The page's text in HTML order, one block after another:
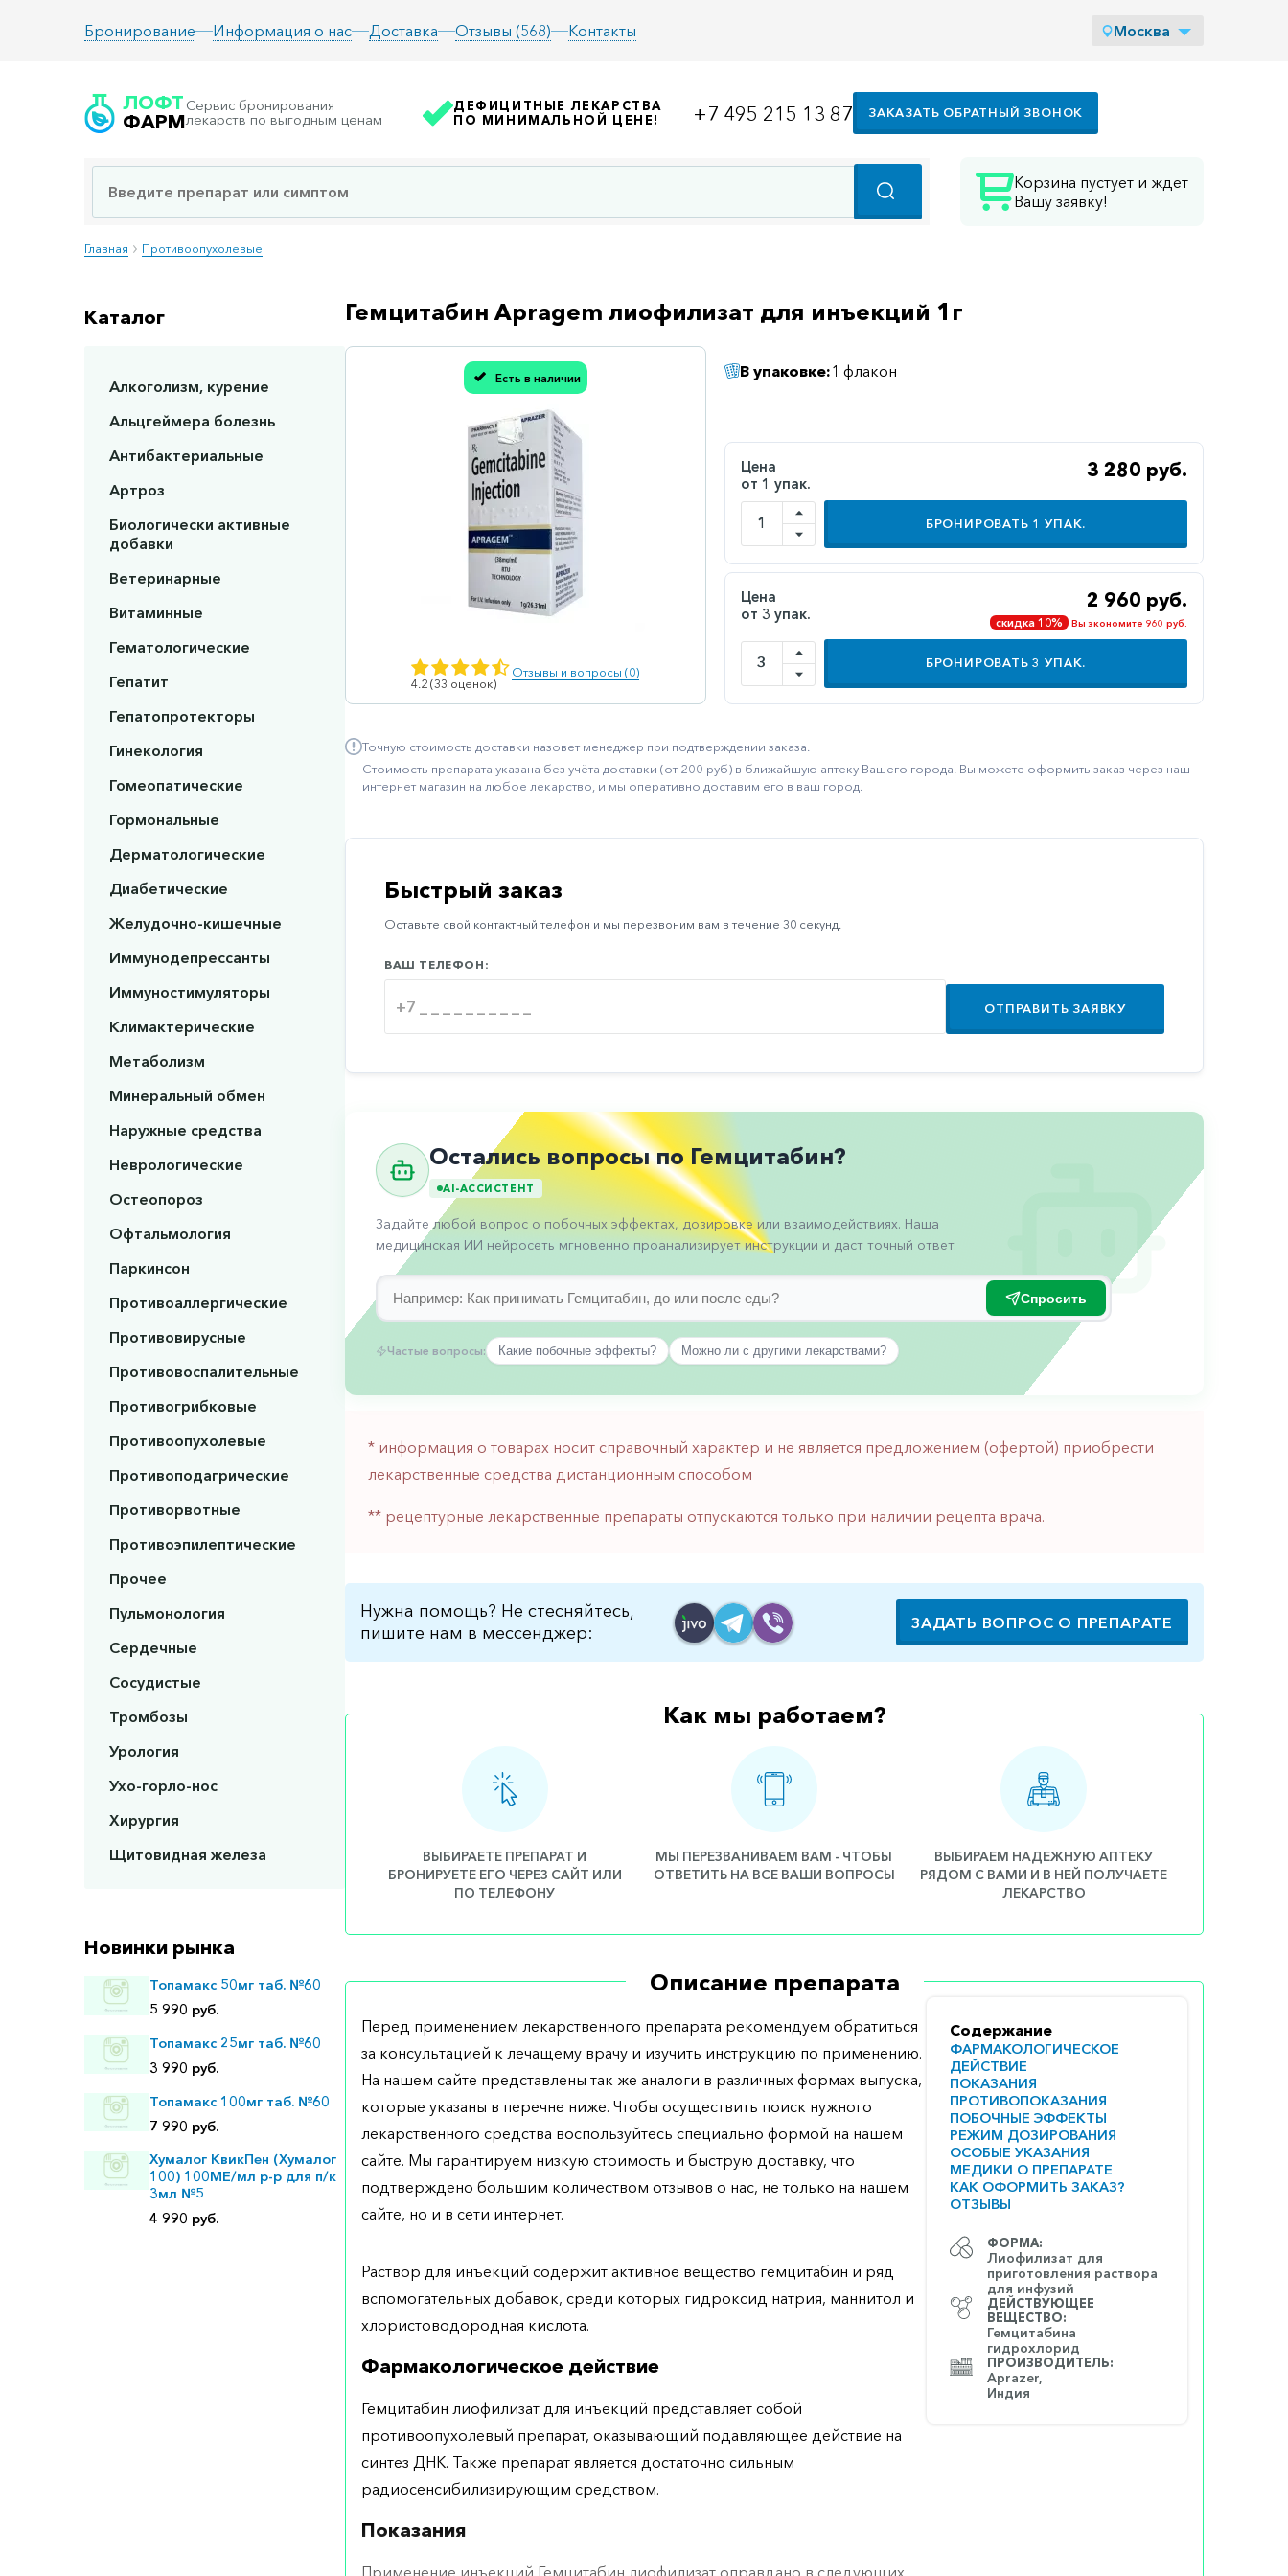
Бронирование Информация о нас Доставка Отзывы (568) Контакты Москва
ЛОФТ
ФАРМ
Сервис бронирования
лекарств по выгодным ценам
Корзина пустует и ждет
Вашу заявку!
ДЕФИЦИТНЫЕ ЛЕКАРСТВА
ПО МИНИМАЛЬНОЙ ЦЕНЕ!
+7 495 215 13 87 ЗАКАЗАТЬ ОБРАТНЫЙ ЗВОНОК
Главная Противоопухолевые
Каталог
Алкоголизм, курение
Альцгеймера болезнь
Антибактериальные
Артроз
Биологически активные
добавки
Ветеринарные
Витаминные
Гематологические
Гепатит
Гепатопротекторы
Гинекология
Гомеопатические
Гормональные
Дерматологические
Диабетические
Желудочно-кишечные
Иммунодепрессанты
Иммуностимуляторы
Климактерические
Метаболизм
Минеральный обмен
Наружные средства
Неврологические
Остеопороз
Офтальмология
Паркинсон
Противоаллергические
Противовирусные
Противовоспалительные
Противогрибковые
Противоопухолевые
Противоподагрические
Противорвотные
Противоэпилептические
Прочее
Пульмонология
Сердечные
Сосудистые
Тромбозы
Урология
Ухо-горло-нос
Хирургия
Щитовидная железа
Новинки рынка
Топамакс 50мг таб. №60
5 990 руб.
Топамакс 25мг таб. №60
3 990 руб.
Топамакс 100мг таб. №60
7 990 руб.
Хумалог КвикПен (Хумалог
100) 100МЕ/мл р-р для п/к
3мл №5
4 990 руб.
Гемцитабин Apragem лиофилизат для инъекций 1г
Есть в наличии
4.2 (33 оценок)
Отзывы и вопросы (0)
Спасибо, мы учли Вашу оценку!
В упаковке:1 флакон
Цена
от 1 упак.
3 280 руб.
БРОНИРОВАТЬ 1 УПАК.
Цена
от 3 упак.
2 960 руб.
скидка 10% Вы экономите 960 руб.
БРОНИРОВАТЬ3 УПАК.
Точную стоимость доставки назовет менеджер при подтверждении заказа.
Стоимость препарата указана без учёта доставки (от 200 руб) в ближайшую аптеку Вашего города. Вы можете оформить заказ через наш
интернет магазин на любое лекарство, и мы оперативно доставим его в ваш город.
Быстрый заказ
Оставьте свой контактный телефон и мы перезвоним вам в течение 30 секунд.
ВАШ ТЕЛЕФОН:
ОТПРАВИТЬ ЗАЯВКУ
Остались вопросы по Гемцитабин?
AI-АССИСТЕНТ
Задайте любой вопрос о побочных эффектах, дозировке или взаимодействиях. Наша
медицинская ИИ нейросеть мгновенно проанализирует инструкции и даст точный ответ.
Спросить
Частые вопросы: Какие побочные эффекты? Можно ли с другими лекарствами?
* информация о товарах носит справочный характер и не является предложением (офертой) приобрести
лекарственные средства дистанционным способом
** рецептурные лекарственные препараты отпускаются только при наличии рецепта врача.
Нужна помощь? Не стесняйтесь,
пишите нам в мессенджер:
ЗАДАТЬ ВОПРОС О ПРЕПАРАТЕ
Как мы работаем?
ВЫБИРАЕТЕ ПРЕПАРАТ И
БРОНИРУЕТЕ ЕГО ЧЕРЕЗ САЙТ ИЛИ
ПО ТЕЛЕФОНУ
МЫ ПЕРЕЗВАНИВАЕМ ВАМ - ЧТОБЫ
ОТВЕТИТЬ НА ВСЕ ВАШИ ВОПРОСЫ
ВЫБИРАЕМ НАДЕЖНУЮ АПТЕКУ
РЯДОМ С ВАМИ И В НЕЙ ПОЛУЧАЕТЕ
ЛЕКАРСТВО
Описание препарата
Содержание
ФАРМАКОЛОГИЧЕСКОЕ
ДЕЙСТВИЕ
ПОКАЗАНИЯ
ПРОТИВОПОКАЗАНИЯ
ПОБОЧНЫЕ ЭФФЕКТЫ
РЕЖИМ ДОЗИРОВАНИЯ
ОСОБЫЕ УКАЗАНИЯ
МЕДИКИ О ПРЕПАРАТЕ
КАК ОФОРМИТЬ ЗАКАЗ?
ОТЗЫВЫ
ФОРМА:
Лиофилизат для
приготовления раствора
для инфузий
ДЕЙСТВУЮЩЕЕ
ВЕЩЕСТВО:
Гемцитабина
гидрохлорид
ПРОИЗВОДИТЕЛЬ:
Aprazer,
Индия
Перед применением лекарственного препарата рекомендуем обратиться
за консультацией к лечащему врачу и изучить инструкцию по применению.
На нашем сайте представлены так же аналоги в различных формах выпуска,
которые указаны в перечне ниже. Чтобы осуществить поиск нужного
лекарственного средства воспользуйтесь специально формой на нашем
сайте. Мы гарантируем низкую стоимость и быструю доставку, что
подтверждено большим количеством отзывов о нас, не только на нашем
сайте, но и в сети интернет.
Раствор для инъекций содержит активное вещество гемцитабин и ряд
вспомогательных добавок, среди которых гидроксид натрия, маннитол и
хлористоводородная кислота.
Фармакологическое действие
Гемцитабин лиофилизат для инъекций представляет собой
противоопухолевый препарат, оказывающий подавляющее действие на
синтез ДНК. Также препарат является достаточно сильным
радиосенсибилизирующим средством.
Показания